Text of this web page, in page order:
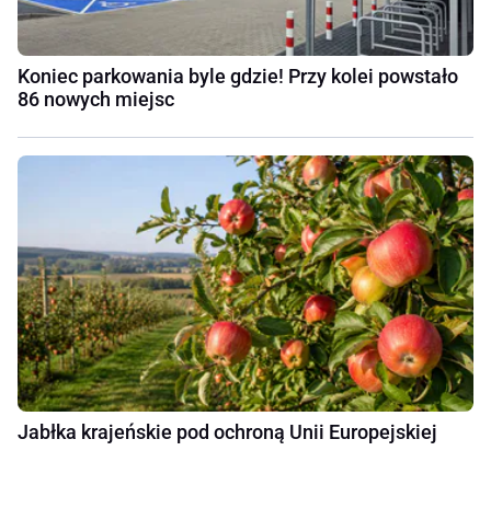
Koniec parkowania byle gdzie! Przy kolei powstało
86 nowych miejsc
Jabłka krajeńskie pod ochroną Unii Europejskiej